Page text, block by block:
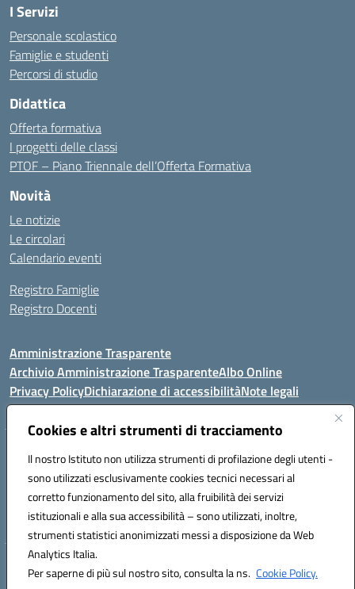
Cookies e altri strumenti di tracciamento
Il nostro Istituto non utilizza strumenti di profilazione degli utenti -
sono utilizzati esclusivamente cookies tecnici necessari al
corretto funzionamento del sito, alla fruibilità dei servizi
istituzionali e alla sua accessibilità – sono utilizzati, inoltre,
strumenti statistici anonimizzati messi a disposizione da Web
Analytics Italia.
Per saperne di più sul nostro sito, consulta la ns. Cookie Policy.
I Servizi
Personale scolastico
Famiglie e studenti
Percorsi di studio
Didattica
Offerta formativa
I progetti delle classi
PTOF – Piano Triennale dell’Offerta Formativa
Novità
Le notizie
Le circolari
Calendario eventi
Registro Famiglie
Registro Docenti
Amministrazione Trasparente
Archivio Amministrazione TrasparenteAlbo Online
Privacy PolicyDichiarazione di accessibilitàNote legali
Istituto Comprensivo Statale
Via Cupa Campanariello, 5 - 80059, Torre del Greco (NA)
Tel. +39 0818834377 - Fax +39 0818834377 - Cod.Fisc. 95170530638
Email: naic8df00a@istruzione.it - PEC: naic8df00a@pec.istruzione.it
Hosting & Powered by 3D Solution S.r.l.
Concept & Design by Designers Italia